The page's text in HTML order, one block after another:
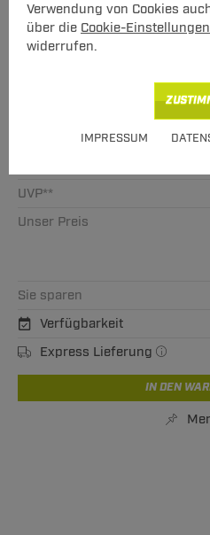
Verwendung von Cookies
über die Cookie-Einstellungen
widerrufen.
IMPRESSUM
Art.-Nr.
UVP**
Unser Preis
Sie sparen
Verfügbarkeit
Express Lieferung
IN DEN